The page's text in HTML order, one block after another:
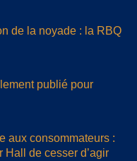
de la noyade : la RBQ
publié pour
aux consommateurs :
Hall de cesser d’agir